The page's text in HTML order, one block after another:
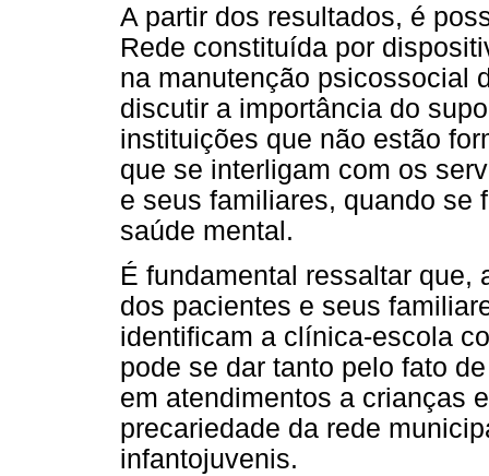
A partir dos resultados, é
Rede constituída por
na manutenção psicossocial
discutir a importância do
instituições que não estão
que se interligam com os
e seus familiares, quando se
saúde mental.
É fundamental ressaltar que,
dos pacientes e seus
identificam a clínica-escola
pode se dar tanto pelo fato
em atendimentos a crianças
precariedade da rede
infantojuvenis.